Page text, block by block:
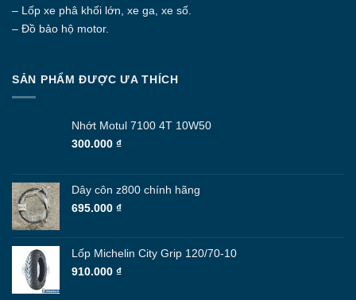
trang
– Lốp xe phâ khối lớn, xe ga, xe số.
– Đồ bảo hộ motor.
SẢN PHẨM ĐƯỢC ƯA THÍCH
Nhớt Motul 7100 4T 10W50
300.000 ₫
Dây côn z800 chính hãng
695.000 ₫
Lốp Michelin City Grip 120/70-10
910.000 ₫